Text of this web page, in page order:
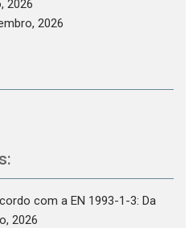
2026
2026
com a EN 1993-1-3: Da
2026